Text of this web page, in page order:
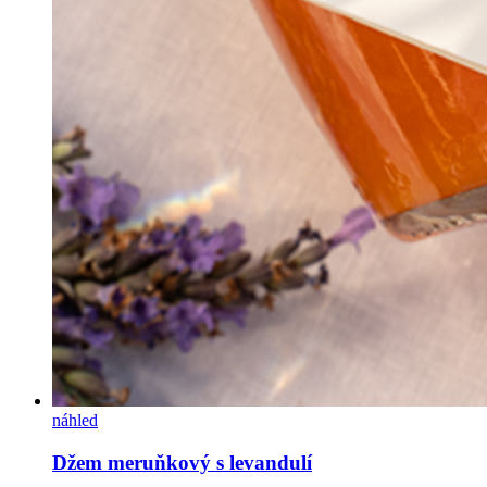
náhled
Džem meruňkový s levandulí